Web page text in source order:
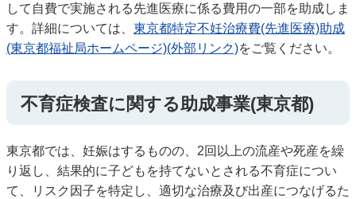
して自費で実施される先進医療に係る費用の一部を助成しま
す。詳細については、 東京都特定不妊治療費(先進医療)助成
(東京都福祉局ホームページ)(外部リンク)をご覧ください。
不育症検査に関する助成事業(東京都)
東京都では、妊娠はするものの、2回以上の流産や死産を繰
り返し、結果的に子どもを持てないとされる不育症につい
て、リスク因子を特定し、適切な治療及び出産につなげるた